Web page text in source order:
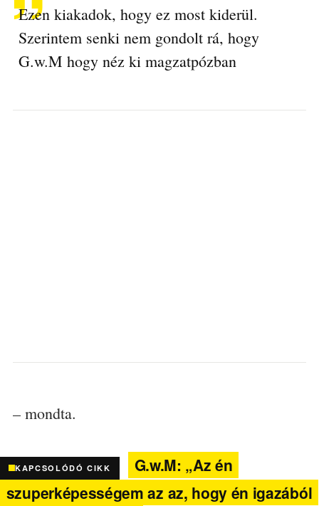
Ezen kiakadok, hogy ez most kiderül.
Szerintem senki nem gondolt rá, hogy
G.w.M hogy néz ki magzatpózban
– mondta.
KAPCSOLÓDÓ CIKK
G.w.M: „Az én
szuperképességem az az, hogy én igazából